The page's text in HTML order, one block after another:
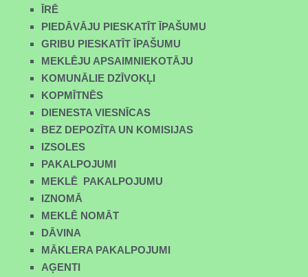
ĪRĒ
PIEDĀVĀJU PIESKATĪT ĪPAŠUMU
GRIBU PIESKATĪT ĪPAŠUMU
MEKLĒJU APSAIMNIEKOTĀJU
KOMUNĀLIE DZĪVOKĻI
KOPMĪTNĒS
DIENESTA VIESNĪCAS
BEZ DEPOZĪTA UN KOMISIJAS
IZSOLES
PAKALPOJUMI
MEKLĒ PAKALPOJUMU
IZNOMĀ
MEKLĒ NOMĀT
DĀVINA
MĀKLERA PAKALPOJUMI
AĢENTI